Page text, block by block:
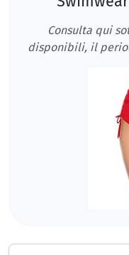
Consulta qui
disponibili, il